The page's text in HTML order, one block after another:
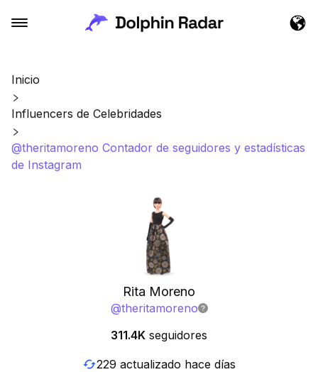
Inicio
Influencers de Celebridades
@theritamoreno Contador de seguidores y estadísticas
de Instagram
Rita Moreno
@theritamoreno
311.4K seguidores
229 actualizado hace días